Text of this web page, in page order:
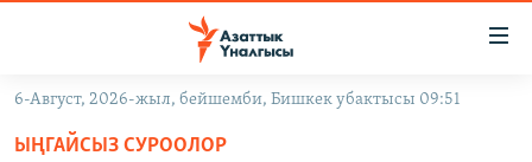
Навигацияга
өтүңүз
ЖАҢЫЛЫКТАР
6-Август, 2026-жыл, бейшемби, Бишкек убактысы 09:51
ЫҢГАЙСЫЗ СУРООЛОР